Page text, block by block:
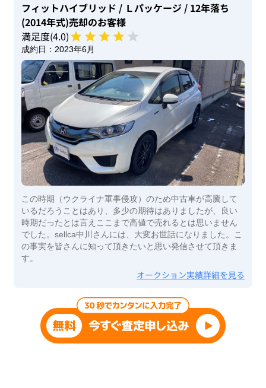
フィットハイブリッド / Ｌパッケージ / 12年落ち
(2014年式)売却のお客様
満足度(4.0)
成約日： 2023年6月
この時期（ウクライナ軍事侵攻）のため中古車が高騰して
いるだろうことはあり、多少の期待はありましたが、良い
時期だったとは言えここまで高値で売れるとは思いません
でした。sellca中川さんには、大変お世話になりました。こ
の事実を皆さんに知って頂きたいと思い発信させて頂きま
す。
オークション実績詳細を見る